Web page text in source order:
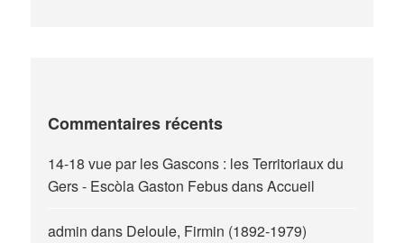
Commentaires récents
14-18 vue par les Gascons : les Territoriaux du
Gers - Escòla Gaston FebusdansAccueil
admin dans Deloule, Firmin (1892-1979)